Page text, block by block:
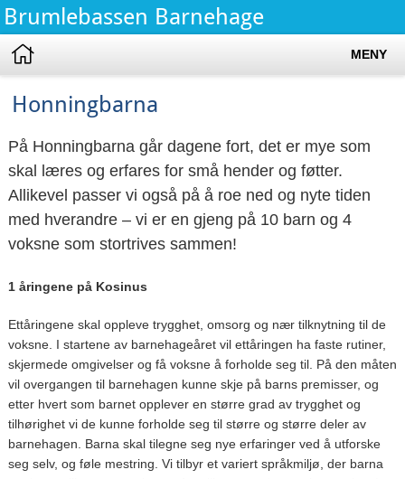
Brumlebassen Barnehage
MENY
Honningbarna
På Honningbarna går dagene fort, det er mye som
skal læres og erfares for små hender og føtter.
Allikevel passer vi også på å roe ned og nyte tiden
med hverandre – vi er en gjeng på 10 barn og 4
voksne som stortrives sammen!
1 åringene på Kosinus
Ettåringene skal oppleve trygghet, omsorg og nær tilknytning til de
voksne. I startene av barnehageåret vil ettåringen ha faste rutiner,
skjermede omgivelser og få voksne å forholde seg til. På den måten
vil overgangen til barnehagen kunne skje på barns premisser, og
etter hvert som barnet opplever en større grad av trygghet og
tilhørighet vi de kunne forholde seg til større og større deler av
barnehagen. Barna skal tilegne seg nye erfaringer ved å utforske
seg selv, og føle mestring. Vi tilbyr et variert språkmiljø, der barna